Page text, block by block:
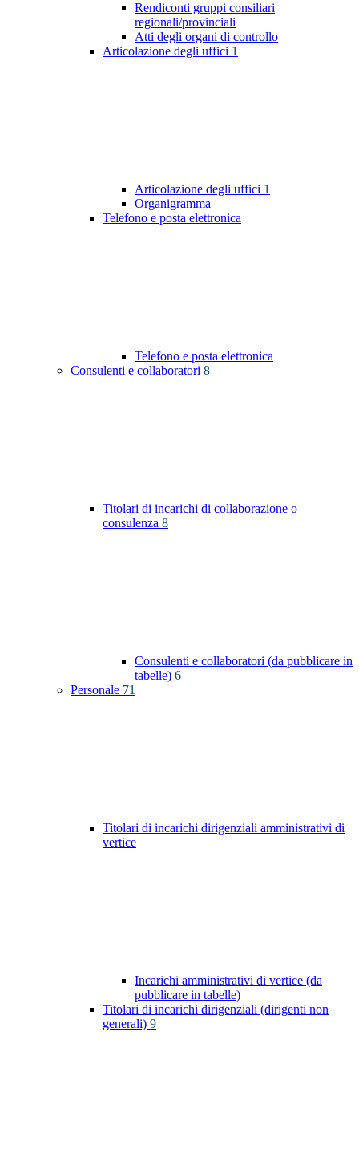
Rendiconti gruppi consiliari
regionali/provinciali
Atti degli organi di controllo
Articolazione degli uffici 1
Articolazione degli uffici 1
Organigramma
Telefono e posta elettronica
Telefono e posta elettronica
Consulenti e collaboratori 8
Titolari di incarichi di collaborazione o
consulenza 8
Consulenti e collaboratori (da pubblicare in
tabelle) 6
Personale 71
Titolari di incarichi dirigenziali amministrativi di
vertice
Incarichi amministrativi di vertice (da
pubblicare in tabelle)
Titolari di incarichi dirigenziali (dirigenti non
generali) 9